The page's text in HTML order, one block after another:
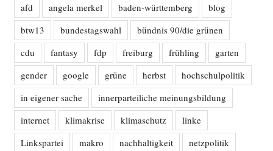
afd angela merkel baden-württemberg
blog
btw13
bundestagswahl
bündnis 90/die grünen
cdu
fantasy fdp freiburg frühling
garten
gender
google grüne herbst
hochschulpolitik
in eigener sache
innerparteiliche meinungsbildung
internet
klimakrise klimaschutz
linke
Linkspartei
makro nachhaltigkeit netzpolitik